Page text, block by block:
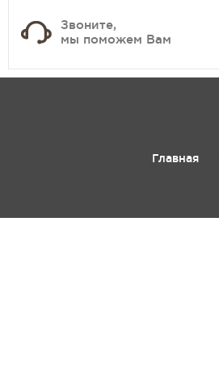
Звоните,
мы поможем Вам
Главная